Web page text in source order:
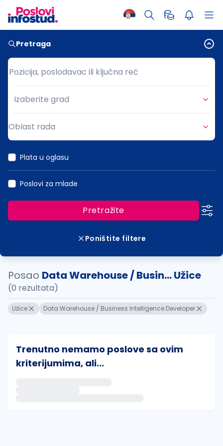
Pretraga
Pozicija, poslodavac ili ključna reč
Pozicija, poslodavac ili ključna reč
Grad
Izaberite grad
Oblast rada
Plata u oglasu
Poslovi za mlade
Pretražite
Poništite filtere
Posao Data Warehouse / Busin... Užice
(0 rezultata)
Užice Data Warehouse / Business Intelligence Developer
Trenutno nemamo poslove sa ovim
kriterijumima, ali...